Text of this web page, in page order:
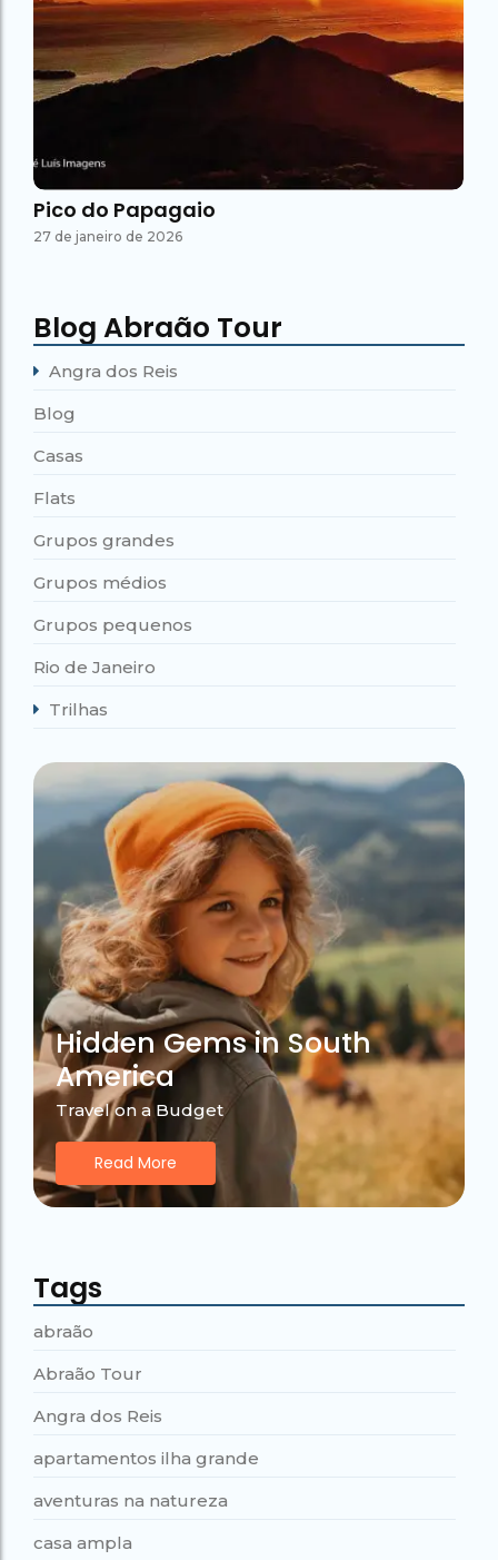
Pico do Papagaio
27 de janeiro de 2026
Blog Abraão Tour
Angra dos Reis
Blog
Casas
Flats
Grupos grandes
Grupos médios
Grupos pequenos
Rio de Janeiro
Trilhas
Hidden Gems in South
America
Travel on a Budget
Read More
Tags
abraão
Abraão Tour
Angra dos Reis
apartamentos ilha grande
aventuras na natureza
casa ampla